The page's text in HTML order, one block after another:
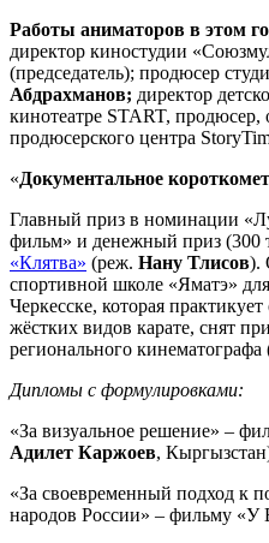
Работы аниматоров в этом
директор киностудии
(председатель); продюсер
Абдрахманов; директор
кинотеатре START,
продюсерского центра
«Документальное
Главный приз в номинации
фильм» и денежный приз (300
«Клятва» (реж. Нану Тлисов).
спортивной школе «Яматэ»
Черкесске, которая
жёстких видов карате, снят
регионального
Дипломы с формулировками:
«За визуальное решение» –
Адилет Каржоев,
«За своевременный подход к
народов России» – фильму